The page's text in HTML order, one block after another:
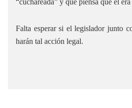
“cuchareada” y que piensa que el
Falta esperar si el legislador junto
harán tal acción legal.